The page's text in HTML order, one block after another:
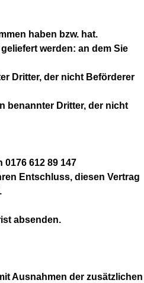
haben bzw. hat.
werden: an dem Sie
Dritter, der nicht Beförderer
benannter Dritter, der nicht
612 89 147
Entschluss, diesen Vertrag
absenden.
Ausnahmen der zusätzlichen